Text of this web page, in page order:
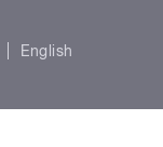
English